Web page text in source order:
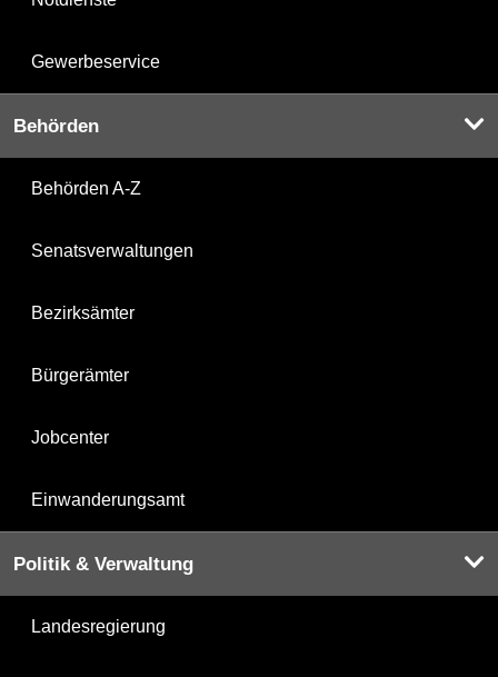
Gewerbeservice
Behörden
Behörden A-Z
Senatsverwaltungen
Bezirksämter
Bürgerämter
Jobcenter
Einwanderungsamt
Politik & Verwaltung
Landesregierung